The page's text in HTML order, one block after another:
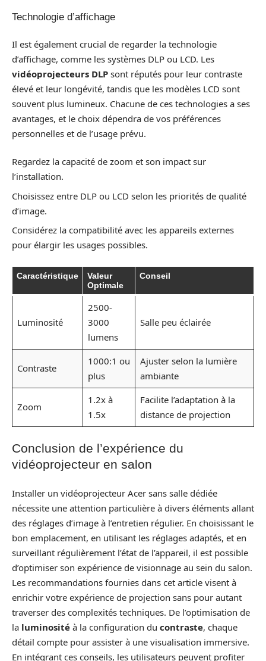
Technologie d’affichage
Il est également crucial de regarder la technologie
d’affichage, comme les systèmes DLP ou LCD. Les
vidéoprojecteurs DLP sont réputés pour leur contraste
élevé et leur longévité, tandis que les modèles LCD sont
souvent plus lumineux. Chacune de ces technologies a ses
avantages, et le choix dépendra de vos préférences
personnelles et de l’usage prévu.
Regardez la capacité de zoom et son impact sur
l’installation.
Choisissez entre DLP ou LCD selon les priorités de qualité
d’image.
Considérez la compatibilité avec les appareils externes
pour élargir les usages possibles.
Caractéristique
Valeur
Optimale
Conseil
Luminosité
2500-
3000
lumens
Salle peu éclairée
Contraste
1000:1 ou
plus
Ajuster selon la lumière
ambiante
Zoom
1.2x à
1.5x
Facilite l’adaptation à la
distance de projection
Conclusion de l’expérience du
vidéoprojecteur en salon
Installer un vidéoprojecteur Acer sans salle dédiée
nécessite une attention particulière à divers éléments allant
des réglages d’image à l’entretien régulier. En choisissant le
bon emplacement, en utilisant les réglages adaptés, et en
surveillant régulièrement l’état de l’appareil, il est possible
d’optimiser son expérience de visionnage au sein du salon.
Les recommandations fournies dans cet article visent à
enrichir votre expérience de projection sans pour autant
traverser des complexités techniques. De l’optimisation de
la luminosité à la configuration du contraste, chaque
détail compte pour assister à une visualisation immersive.
En intégrant ces conseils, les utilisateurs peuvent profiter